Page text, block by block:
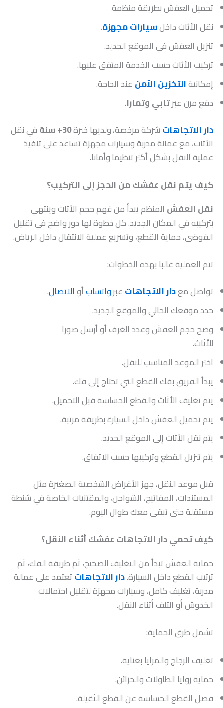
تحميل العفش بطريقة منظمة.
نقل الأثاث داخلسيارات مجهزة.
تنزيل العفش في الموقع الجديد.
تركيب الأثاث حسب الخدمة المتفق عليها.
إمكانيةالتخزين الآمنعند الحاجة.
دفع مرن عبرتابي وتمارا.
دار الاتجاهاتشركة مرخصة، ولديها خبرة30+ سنة
في نقل
الأثاث، مع عمالة مدربة وسيارات مجهزة تساعد على تنفيذ
عملية النقل بشكل أكثر تنظيما وأمانا.
كيف يتم نقل عفشك من الحجز إلى التركيب؟
نقل العفش المنظم يبدأ من فهم حجم الأثاث وينتهي
بتركيبه في المكان الجديد. كل خطوة لها دور واضح في تقليل
الفوضى، حماية القطع، وتسريع عملية الانتقال داخل الرياض.
تتم العملية غالبا بهذه الخطوات:
تواصل معدار الاتجاهاتعبرواتسابأوالاتصال.
حدد موقعك الحالي والموقع الجديد.
وضح حجم العفش وعدد الغرف أو أرسل صورا
للأثاث.
اختر الموعد المناسب للنقل.
يبدأ الفريق بفك القطع التي تحتاج إلى فك.
يتم تغليف الأثاث والقطع الحساسة قبل التحميل.
يتم تحميل العفش داخل السيارة بطريقة مرتبة.
يتم نقل الأثاث إلى الموقع الجديد.
يتم تنزيل القطع وتركيبها حسب الاتفاق.
قبل موعد النقل، جهز الأغراض الشخصية الصغيرة مثل
المستندات، المفاتيح، الشواحن، والمقتنيات الخاصة في شنطة
مستقلة حتى تبقى معك طوال اليوم.
كيف تحمي دار الاتجاهات عفشك أثناء النقل؟
حماية العفش تبدأ من التغليف الصحيح، ثم طريقة الفك، ثم
ترتيب القطع داخل السيارة.دار الاتجاهاتتعتمد على عمالة
مدربة، تغليف كامل، وسيارات مجهزة لتقليل احتمالات
الخدوش أو التلف أثناء النقل.
تشمل طرق الحماية:
تغليف الزجاج والمرايا بعناية.
حماية زوايا الطاولات والخزائن.
فصل القطع الحساسة عن القطع الثقيلة.